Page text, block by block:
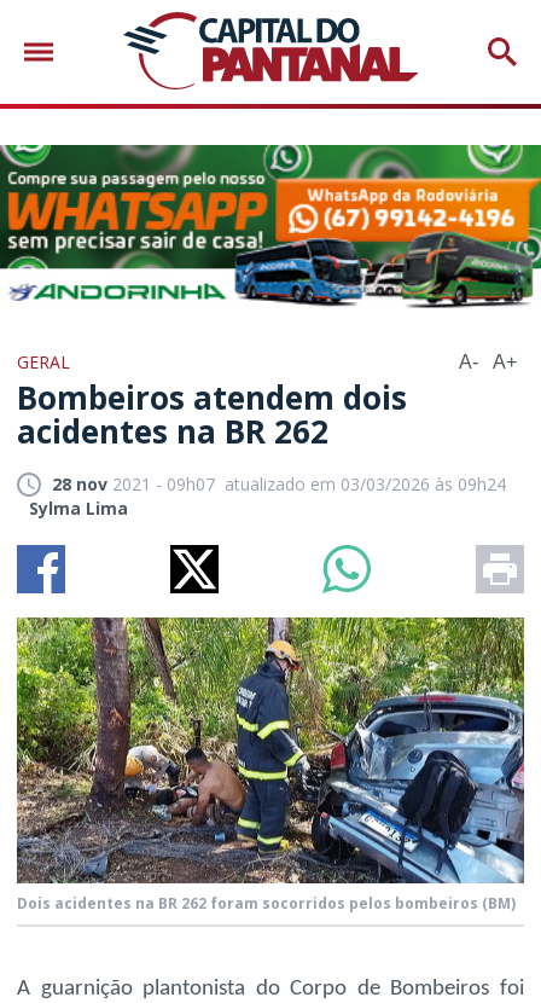
GERAL A- A+
Bombeiros atendem dois
acidentes na BR 262
28 nov 2021 - 09h07 atualizado em 03/03/2026 às 09h24
Sylma Lima
Dois acidentes na BR 262 foram socorridos pelos bombeiros (BM)
A guarnição plantonista do Corpo de Bombeiros foi